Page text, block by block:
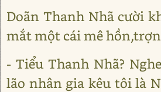
Doãn Thanh Nhã cười
mắt một cái mê
- Tiểu Thanh Nhã?
lão nhân gia kêu tôi là